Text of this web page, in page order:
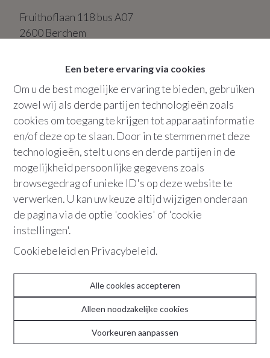
Een betere ervaring via cookies
Om u de best mogelijke ervaring te bieden, gebruiken
zowel wij als derde partijen technologieën zoals
cookies om toegang te krijgen tot apparaatinformatie
en/of deze op te slaan. Door in te stemmen met deze
technologieën, stelt u ons en derde partijen in de
mogelijkheid persoonlijke gegevens zoals
browsegedrag of unieke ID's op deze website te
verwerken. U kan uw keuze altijd wijzigen onderaan
de pagina via de optie 'cookies' of 'cookie
instellingen'.
Cookiebeleid en Privacybeleid.
Alle cookies accepteren
Alleen noodzakelijke cookies
Voorkeuren aanpassen
Fruithoflaan 118 bus A07
2600 Berchem
Bew. opp.:54 m²
Parking
+32 486 36 21 10
Top notch gerenoveerde studio met
terras en parking mogelijk.
Residentie Ambassador. Het is een ideaal thuis voor een
persoon alleen. Met een Delhaize, een apotheker, een
huisarts, kapsalon, enkele brasseries en verschillende
speciaalzaken nabij, is het super praktisch gelegen.